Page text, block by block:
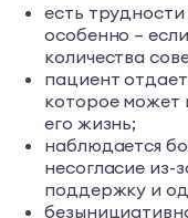
есть
особенно –
количества
пациент
которое может
его жизнь;
наблюдается
несогласие из-
поддержку и